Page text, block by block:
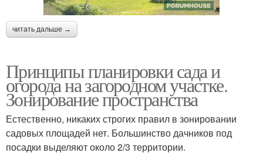
читать дальше →
Принципы планировки сада и
огорода на загородном участке.
Зонирование пространства
Естественно, никаких строгих правил в зонировании
садовых площадей нет. Большинство дачников под
посадки выделяют около 2/3 территории.